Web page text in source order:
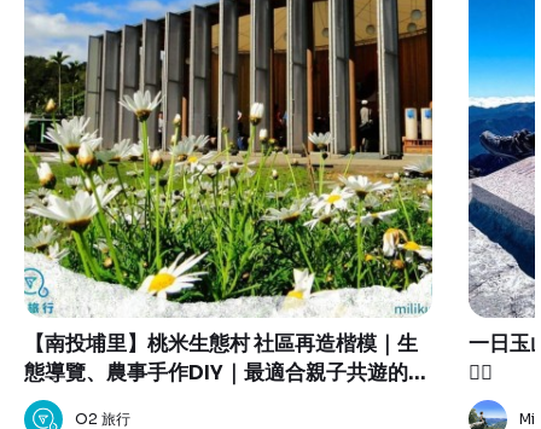
【南投埔里】桃米生態村 社區再造楷模｜生
態導覽、農事手作DIY｜最適合親子共遊的大
自然生態教室
O2 旅行
一日玉山主
✌🏻